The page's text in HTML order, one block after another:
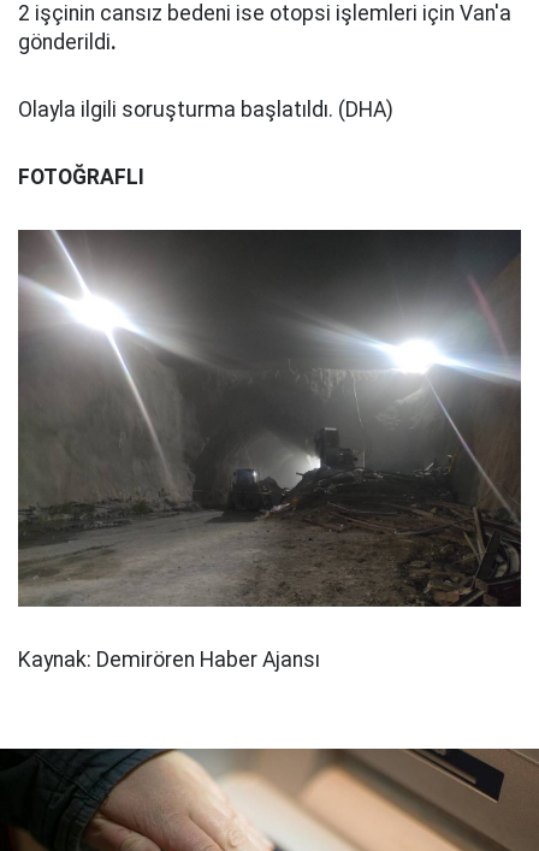
2 işçinin cansız bedeni ise otopsi işlemleri için Van'a
gönderildi.
Olayla ilgili soruşturma başlatıldı. (DHA)
FOTOĞRAFLI
Kaynak: Demirören Haber Ajansı